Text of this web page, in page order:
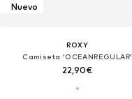
Nuevo
ROXY
Camiseta 'OCEANREGULAR'
22,90€